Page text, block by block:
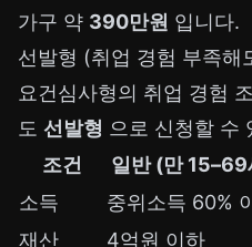
가구 약 390만원 입니다.
선발형 (취업 경험 부족해
요건심사형의 취업 경험
도 선발형 으로 신청할 수
조건
일반 (만 15–69
소득
중위소득 60%
재산
4억원 이하